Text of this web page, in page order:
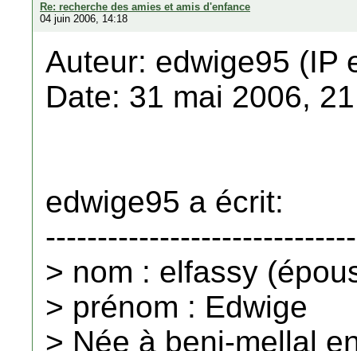
Re: recherche des amies et amis d'enfance
04 juin 2006, 14:18
Auteur: edwige95 (IP
Date: 31 mai 2006,
edwige95 a écrit:
> nom : elfassy
> prénom : Edwige
> Née à beni-mellal